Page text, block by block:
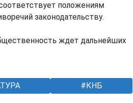
положениям
законодательству.
ждет дальнейших
КНБ